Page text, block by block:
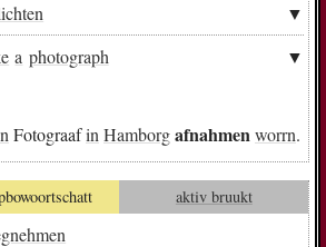
a photograph
FotograafinHamborgafnahmenworrn.
aktiv bruukt